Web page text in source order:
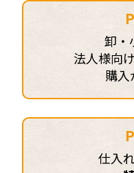
卸・
法人様向
購入
仕入